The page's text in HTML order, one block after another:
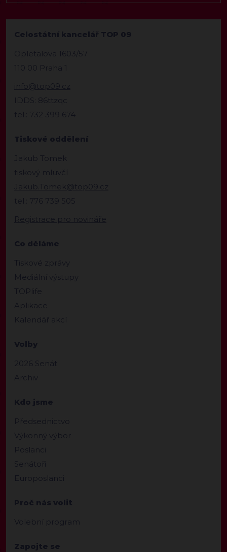
Celostátní kancelář TOP 09
Opletalova 1603/57
110 00 Praha 1
info@top09.cz
IDDS: 86ttzqc
tel.: 732 399 674
Tiskové oddělení
Jakub Tomek
tiskový mluvčí
Jakub.Tomek@top09.cz
tel.: 776 739 505
Registrace pro novináře
Co děláme
Tiskové zprávy
Mediální výstupy
TOPlife
Aplikace
Kalendář akcí
Volby
2026 Senát
Archiv
Kdo jsme
Předsednictvo
Výkonný výbor
Poslanci
Senátoři
Europoslanci
Proč nás volit
Volební program
Zapojte se